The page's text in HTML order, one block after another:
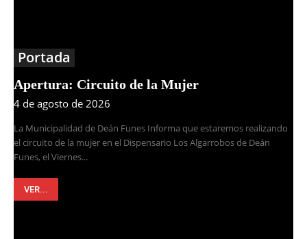
Portada
Apertura: Circuito de la Mujer
4 de agosto de 2026
La Municipalidad de Deán Funes Informa que estaremos realizando
el circuito de la mujer en el Dispensario Los Algarrobos de Deán
Funes, el Viernes...
VER...